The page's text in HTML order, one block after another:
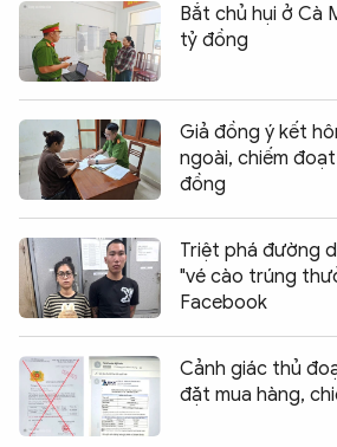
Bắt chủ hụi ở Cà
tỷ đồng
Giả đồng ý kết
ngoài, chiếm
đồng
Triệt phá đường
"vé cào trúng
Facebook
Cảnh giác thủ
đặt mua hàng,